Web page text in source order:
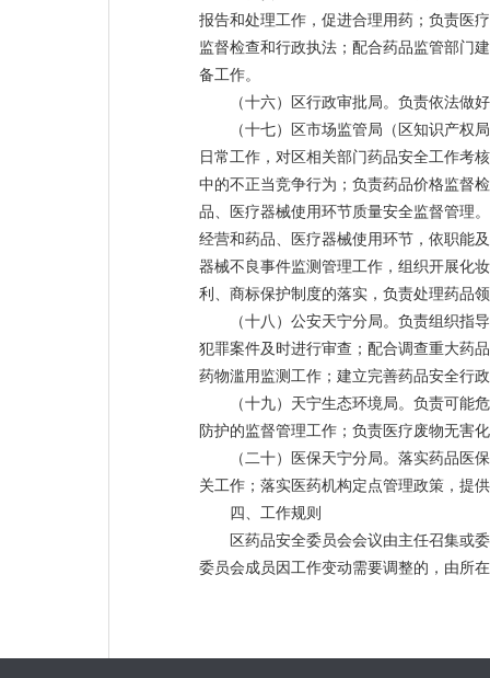
报告和处理工作，促进合理用药；负责医
监督检查和行政执法；配合药品监管部门
备工作。
（十六）区行政审批局。负责依法做
（十七）区市场监管局（区知识产权
日常工作，对区相关部门药品安全工作考
中的不正当竞争行为；负责药品价格监督
品、医疗器械使用环节质量安全监督管理
经营和药品、医疗器械使用环节，依职能
器械不良事件监测管理工作，组织开展化
利、商标保护制度的落实，负责处理药品
（十八）公安天宁分局。负责组织指
犯罪案件及时进行审查；配合调查重大药
药物滥用监测工作；建立完善药品安全行
（十九）天宁生态环境局。负责可能
防护的监督管理工作；负责医疗废物无害
（二十）医保天宁分局。落实药品医
关工作；落实医药机构定点管理政策，提
四、工作规则
区药品安全委员会会议由主任召集或
委员会成员因工作变动需要调整的，由所